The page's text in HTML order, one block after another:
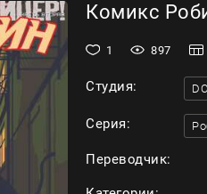
Комикс
1 897
Студия:
Серия:
Переводчик: